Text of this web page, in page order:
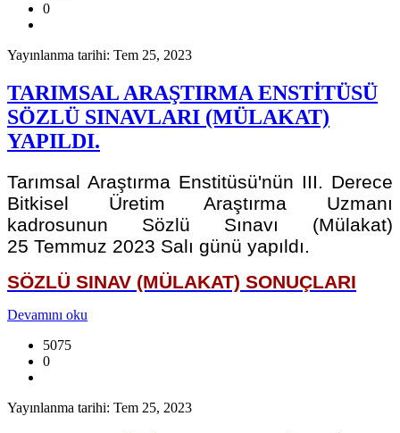
0
Yayınlanma tarihi: Tem 25, 2023
TARIMSAL ARAŞTIRMA ENSTİTÜSÜ
SÖZLÜ SINAVLARI (MÜLAKAT)
YAPILDI.
Tarımsal Araştırma Enstitüsü'nün III. Derece
Bitkisel Üretim Araştırma Uzmanı
kadrosunun Sözlü Sınavı (Mülakat)
25 Temmuz 2023 Salı günü yapıldı.
SÖZLÜ SINAV (MÜLAKAT) SONUÇLARI
Devamını oku
5075
0
Yayınlanma tarihi: Tem 25, 2023